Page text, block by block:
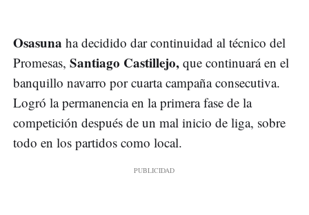
Osasuna ha decidido dar continuidad al técnico del
Promesas, Santiago Castillejo, que continuará en el
banquillo navarro por cuarta campaña consecutiva.
Logró la permanencia en la primera fase de la
competición después de un mal inicio de liga, sobre
todo en los partidos como local.